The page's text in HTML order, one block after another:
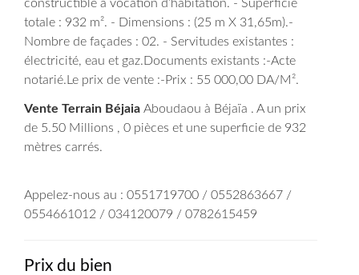
constructible à vocation d’habitation. - Superficie
totale : 932 m². - Dimensions : (25 m X 31,65m).-
Nombre de façades : 02. - Servitudes existantes :
électricité, eau et gaz.Documents existants :-Acte
notarié. Le prix de vente :-Prix : 55 000,00 DA/M².
Vente Terrain Béjaia Aboudaou à Béjaïa . A un prix
de 5.50 Millions , 0 pièces et une superficie de 932
mètres carrés.
Appelez-nous au : 0551719700 / 0552863667 /
0554661012 / 034120079 / 0782615459
Prix du bien